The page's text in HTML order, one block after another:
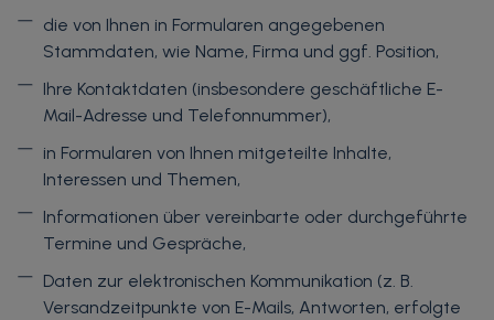
die von Ihnen in Formularen angegebenen
Stammdaten, wie Name, Firma und ggf. Position,
Ihre Kontaktdaten (insbesondere geschäftliche E-
Mail-Adresse und Telefonnummer),
in Formularen von Ihnen mitgeteilte Inhalte,
Interessen und Themen,
Informationen über vereinbarte oder durchgeführte
Termine und Gespräche,
Daten zur elektronischen Kommunikation (z. B.
Versandzeitpunkte von E-Mails, Antworten, erfolgte